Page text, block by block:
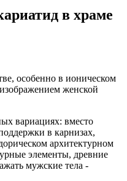
в храме
особенно в ионическом
женской
вариациях: вместо
в карнизах,
архитектурном
элементы, древние
мужские тела -